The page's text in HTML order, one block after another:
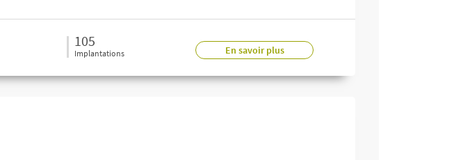
105
Implantations En savoir plus